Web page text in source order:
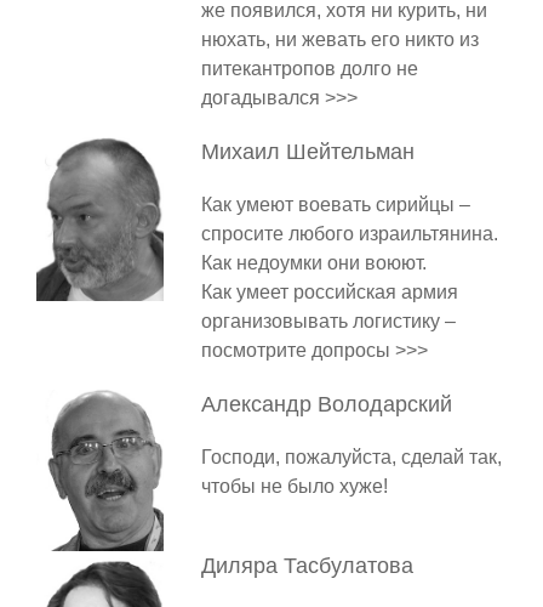
же появился, хотя ни курить, ни
нюхать, ни жевать его никто из
питекантропов долго не
догадывался >>>
Михаил Шейтельман
Как умеют воевать сирийцы –
спросите любого израильтянина.
Как недоумки они воюют.
Как умеет российская армия
организовывать логистику –
посмотрите допросы >>>
Александр Володарский
Господи, пожалуйста, сделай так,
чтобы не было хуже!
Диляра Тасбулатова